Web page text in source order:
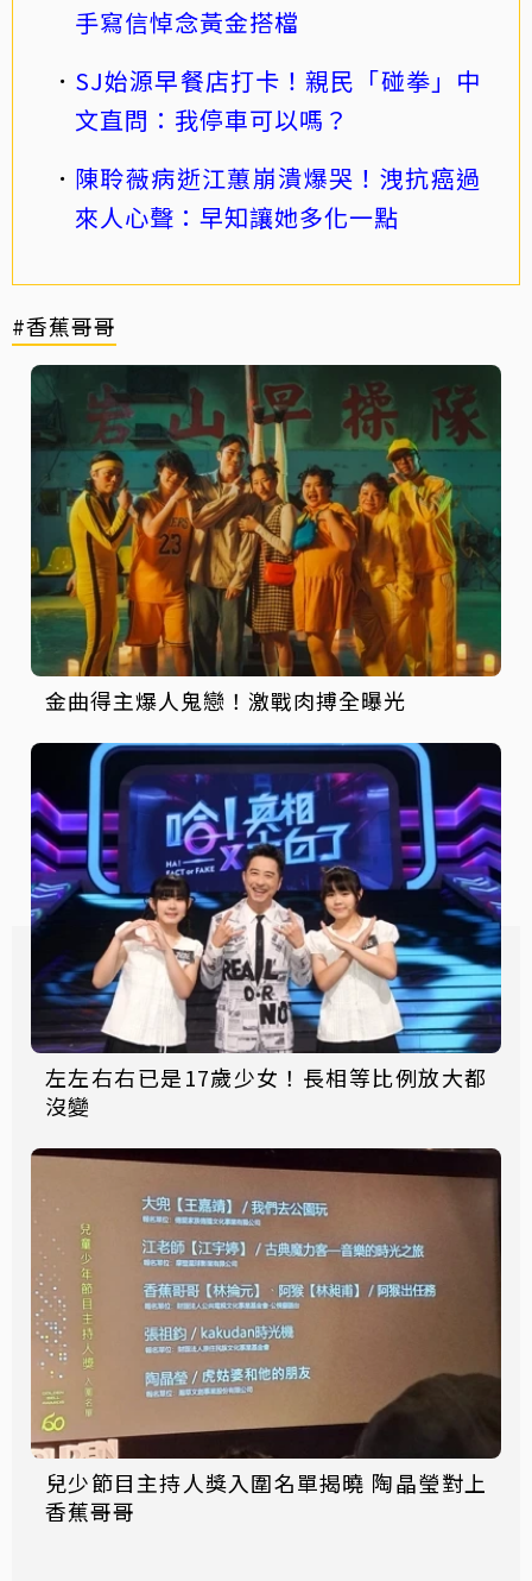
手寫信悼念黃金搭檔
SJ始源早餐店打卡！親民「碰拳」中
文直問：我停車可以嗎？
陳聆薇病逝江蕙崩潰爆哭！洩抗癌過
來人心聲：早知讓她多化一點
#香蕉哥哥
金曲得主爆人鬼戀！激戰肉搏全曝光
左左右右已是17歲少女！長相等比例放大都
沒變
兒少節目主持人獎入圍名單揭曉 陶晶瑩對上
香蕉哥哥